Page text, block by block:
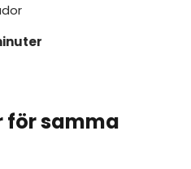
för samma